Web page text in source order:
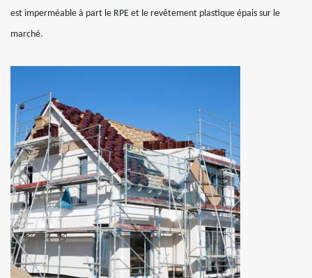
est imperméable à part le RPE et le revêtement plastique épais sur le
marché.